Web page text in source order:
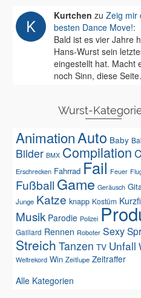
Kurtchen zu Zeig mir
besten Dance Move!:
Bald ist es vier Jahre
Hans-Wurst sein
eingestellt hat. Macht
noch Sinn, diese
Wurst-
AnimationAuto Baby
Bilder BMX Compilation
Erschrecken Fahrrad Fail Feuer
Fußball Game Geräusch
Junge Katze knapp Kostüm
Musik Parodie Polizei
Gaillard Rennen Roboter Sexy
Streich Tanzen TV Unfall
Weltrekord Win Zeitlupe Zeitraffer
Alle Kategorien